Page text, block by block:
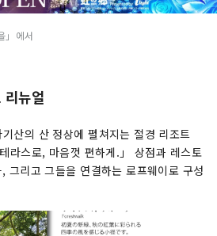
」에서
리뉴얼
기산의 산 정상에 펼쳐지는 절경 리조트
라스로, 마음껏 편하게.」 상점과 레스토
그리고 그들을 연결하는 로프웨이로 구성